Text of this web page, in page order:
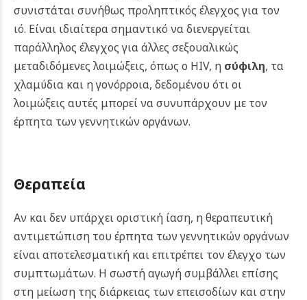
συνιστάται συνήθως προληπτικός έλεγχος για τον
ιό. Είναι ιδιαίτερα σημαντικό να διενεργείται
παράλληλος έλεγχος για άλλες σεξουαλικώς
μεταδιδόμενες λοιμώξεις, όπως ο HIV, η σύφιλη, τα
χλαμύδια και η γονόρροια, δεδομένου ότι οι
λοιμώξεις αυτές μπορεί να συνυπάρχουν με τον
έρπητα των γεννητικών οργάνων.
Θεραπεία
Αν και δεν υπάρχει οριστική ίαση, η θεραπευτική
αντιμετώπιση του έρπητα των γεννητικών οργάνων
είναι αποτελεσματική και επιτρέπει τον έλεγχο των
συμπτωμάτων. Η σωστή αγωγή συμβάλλει επίσης
στη μείωση της διάρκειας των επεισοδίων και στην